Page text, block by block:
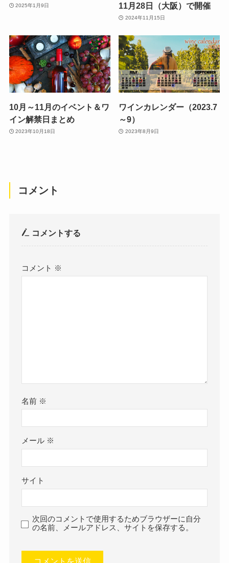
2025年1月9日
11月28日（大阪）で開催
2024年11月15日
10月～11月のイベント＆ワ
イン解禁日まとめ
2023年10月18日
ワインカレンダー（2023.7
～9）
2023年8月9日
コメント
コメントする
コメント ※
名前 ※
メール ※
サイト
次回のコメントで使用するためブラウザーに自分
の名前、メールアドレス、サイトを保存する。